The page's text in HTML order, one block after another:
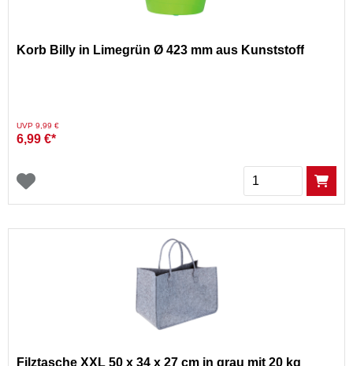
Korb Billy in Limegrün Ø 423 mm aus Kunststoff
Preis reduziert von
UVP 9,99 €auf
6,99 €*
Menge
Filztasche XXL 50 x 34 x 27 cm in grau mit 20 kg